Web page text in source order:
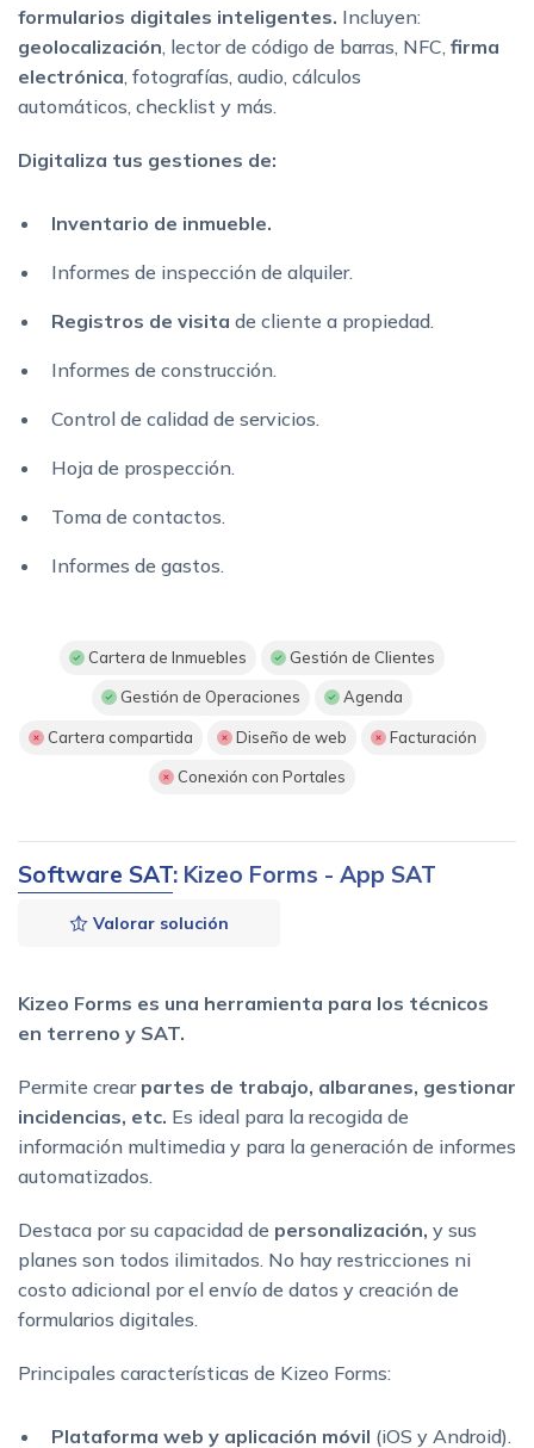
formularios digitales inteligentes. Incluyen:
geolocalización , lector de código de barras, NFC, firma
electrónica , fotografías, audio, cálculos
automáticos, checklist y más.
Digitaliza tus gestiones de:
Inventario de inmueble.
Informes de inspección de alquiler.
Registros de visita de cliente a propiedad.
Informes de construcción.
Control de calidad de servicios.
Hoja de prospección.
Toma de contactos.
Informes de gastos.
Cartera de Inmuebles Gestión de Clientes
Gestión de Operaciones Agenda
Cartera compartida Diseño de web Facturación
Conexión con Portales
Software SAT: Kizeo Forms - App SAT
Valorar solución
Kizeo Forms es una herramienta para los técnicos
en terreno y SAT.
Permite crear partes de trabajo, albaranes, gestionar
incidencias, etc. Es ideal para la recogida de
información multimedia y para la generación de informes
automatizados.
Destaca por su capacidad de personalización, y sus
planes son todos ilimitados. No hay restricciones ni
costo adicional por el envío de datos y creación de
formularios digitales.
Principales características de Kizeo Forms:
Plataforma web y aplicación móvil (iOS y Android).